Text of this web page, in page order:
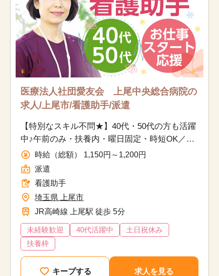
医療法人社団愛友会 上尾中央総合病院の
求人/上尾市/看護助手/派遣
【特別なスキル不問★】40代・50代の方も活躍
中♪午前のみ・扶養内・曜日固定・時短OK／無
資格・未経験から始められる病院サポートのお
仕事！
時給（総額） 1,150円～1,200円
派遣
看護助手
埼玉県 上尾市
JR高崎線 上尾駅 徒歩 5分
未経験歓迎 40代活躍中
土日祝休み
扶養枠
キープする 求人を見る